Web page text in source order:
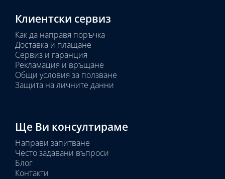
Клиентски сервиз
Как да направя поръчка
Доставка и плащане
Сервиз и гаранция
Рекламация и връщане
Общи условия за ползване
Защита на личните данни
Ще Ви консултираме
Направи запитване
Често задавани въпроси
Блог
Контакти